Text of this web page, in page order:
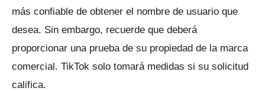
más confiable de obtener el nombre de usuario que
desea. Sin embargo, recuerde que deberá
proporcionar una prueba de su propiedad de la marca
comercial. TikTok solo tomará medidas si su solicitud
califica.